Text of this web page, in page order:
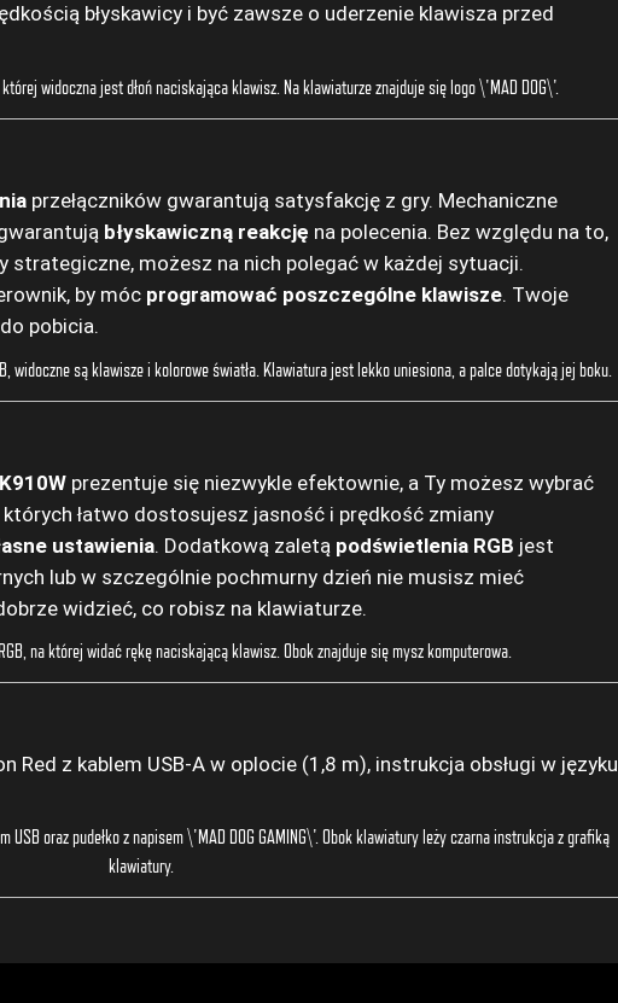
błyskawicy i być zawsze o uderzenie klawisza przed
przełączników gwarantują satysfakcję z gry. Mechaniczne
błyskawiczną reakcję na polecenia. Bez względu na to,
strategiczne, możesz na nich polegać w każdej sytuacji.
by móc programować poszczególne klawisze. Twoje
pobicia.
prezentuje się niezwykle efektownie, a Ty możesz wybrać
których łatwo dostosujesz jasność i prędkość zmiany
ustawienia. Dodatkową zaletą podświetlenia RGB jest
lub w szczególnie pochmurny dzień nie musisz mieć
widzieć, co robisz na klawiaturze.
Red z kablem USB-A w oplocie (1,8 m), instrukcja obsługi w języku